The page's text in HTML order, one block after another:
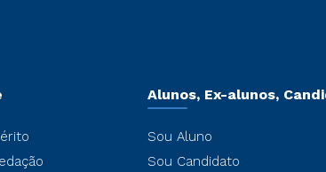
Alunos, Ex-alunos,
Sou Aluno
Sou Candidato